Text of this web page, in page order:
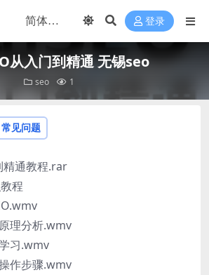
登录
从入门到精通 无锡seo
seo 1
常见问题
精通教程.rar
程
理分析.wmv
习.wmv
作步骤.wmv